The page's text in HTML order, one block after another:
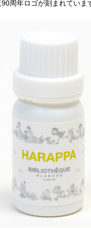
周年ロゴが刻まれていま